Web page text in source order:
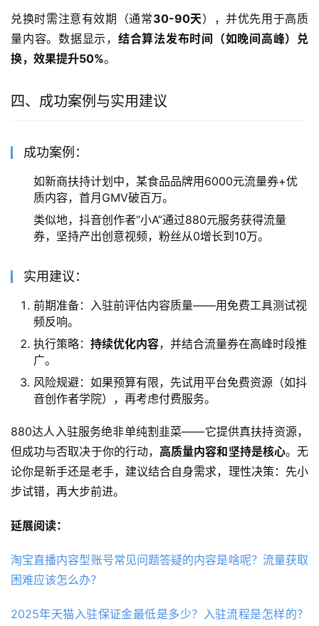
兑换时需注意有效期（通常30-90天），并优先用于高质
量内容。数据显示， 结合算法发布时间（如晚间高峰）兑
换，效果提升50%。
四、成功案例与实用建议
成功案例：
如新商扶持计划中，某食品品牌用6000元流量券+优
质内容，首月GMV破百万。
类似地，抖音创作者“小A”通过880元服务获得流量
券，坚持产出创意视频，粉丝从0增长到10万。
实用建议：
前期准备：入驻前评估内容质量——用免费工具测试视
频反响。
执行策略： 持续优化内容，并结合流量券在高峰时段推
广。
风险规避：如果预算有限，先试用平台免费资源（如抖
音创作者学院），再考虑付费服务。
880达人入驻服务绝非单纯割韭菜——它提供真扶持资源，
但成功与否取决于你的行动，高质量内容和坚持是核心。无
论你是新手还是老手，建议结合自身需求，理性决策：先小
步试错，再大步前进。
延展阅读：
淘宝直播内容型账号常见问题答疑的内容是啥呢？流量获取
困难应该怎么办？
2025年天猫入驻保证金最低是多少？入驻流程是怎样的？